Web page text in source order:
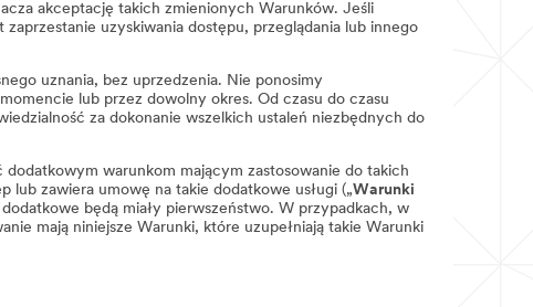
akceptację takich zmienionych Warunków. Jeśli
uzyskiwania dostępu, przeglądania lub innego
uznania, bez uprzedzenia. Nie ponosimy
lub przez dowolny okres. Od czasu do czasu
za dokonanie wszelkich ustaleń niezbędnych do
warunkom mającym zastosowanie do takich
zawiera umowę na takie dodatkowe usługi („Warunki
będą miały pierwszeństwo. W przypadkach, w
mają niniejsze Warunki, które uzupełniają takie Warunki